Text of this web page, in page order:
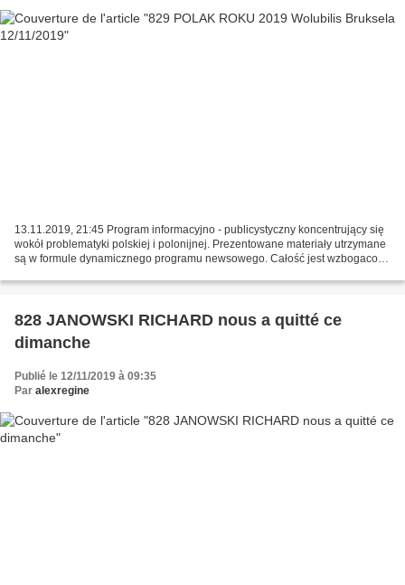
13.11.2019, 21:45 Program informacyjno - publicystyczny koncentrujący się
wokół problematyki polskiej i polonijnej. Prezentowane materiały utrzymane
są w formule dynamicznego programu newsowego. Całość jest wzbogacona
828 JANOWSKI RICHARD nous a quitté ce
dimanche
Publié le 12/11/2019 à 09:35
Par alexregine